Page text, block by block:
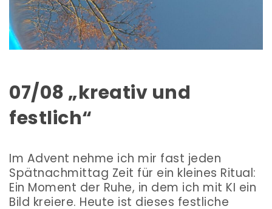
07/08 „kreativ und
festlich“
Im Advent nehme ich mir fast jeden
Spätnachmittag Zeit für ein kleines Ritual:
Ein Moment der Ruhe, in dem ich mit KI ein
Bild kreiere. Heute ist dieses festliche